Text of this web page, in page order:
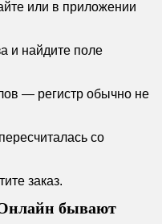
или в приложении
и найдите поле
— регистр обычно не
со
заказ.
бывают